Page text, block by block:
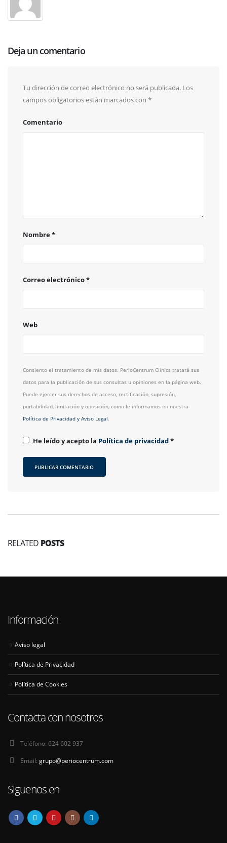
Deja un comentario
Tu dirección de correo electrónico no será publicada. Los
campos obligatorios están marcados con *
Comentario
Nombre*
Correo electrónico*
Web
Consiento el tratamiento de mis datos. PerioCentrum Clinics tratará sus
datos para la publicación de sus consultas u opiniones en la página web.
Puede ejercer sus derechos de acceso, rectificación, supresión,
portabilidad, limitación y oposición, como le informamos en nuestra
Política de Privacidad y Aviso Legal.
He leído y acepto la Política de privacidad*
RELATED POSTS
Información
Aviso legal
Política de Privacidad
Política de Cookies
Contacta con nosotros
Teléfono: 624 602 937
Email: grupo@periocentrum.com
Siguenos en